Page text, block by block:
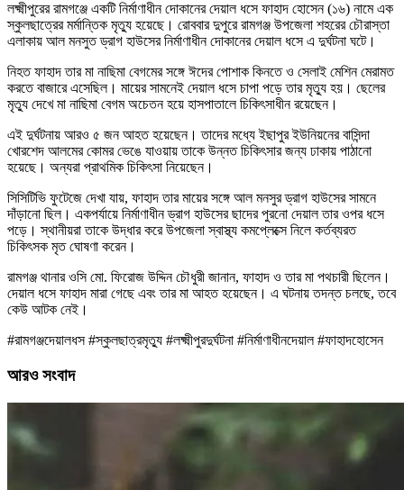
লক্ষ্মীপুরের রামগঞ্জে একটি নির্মাণাধীন দোকানের দেয়াল ধসে ফাহাদ হোসেন (১৬) নামে এক
স্কুলছাত্রের মর্মান্তিক মৃত্যু হয়েছে। রোববার দুপুরে রামগঞ্জ উপজেলা শহরের চৌরাস্তা
এলাকায় আল মনসুত ড্রাগ হাউসের নির্মাণাধীন দোকানের দেয়াল ধসে এ দুর্ঘটনা ঘটে।
নিহত ফাহাদ তার মা নাছিমা বেগমের সঙ্গে ঈদের পোশাক কিনতে ও সেলাই মেশিন মেরামত
করতে বাজারে এসেছিল। মায়ের সামনেই দেয়াল ধসে চাপা পড়ে তার মৃত্যু হয়। ছেলের
মৃত্যু দেখে মা নাছিমা বেগম অচেতন হয়ে হাসপাতালে চিকিৎসাধীন রয়েছেন।
এই দুর্ঘটনায় আরও ৫ জন আহত হয়েছেন। তাদের মধ্যে ইছাপুর ইউনিয়নের বাসিন্দা
খোরশেদ আলমের কোমর ভেঙে যাওয়ায় তাকে উন্নত চিকিৎসার জন্য ঢাকায় পাঠানো
হয়েছে। অন্যরা প্রাথমিক চিকিৎসা নিয়েছেন।
সিসিটিভি ফুটেজে দেখা যায়, ফাহাদ তার মায়ের সঙ্গে আল মনসুর ড্রাগ হাউসের সামনে
দাঁড়ানো ছিল। একপর্যায়ে নির্মাণাধীন ড্রাগ হাউসের ছাদের পুরনো দেয়াল তার ওপর ধসে
পড়ে। স্থানীয়রা তাকে উদ্ধার করে উপজেলা স্বাস্থ্য কমপ্লেক্সে নিলে কর্তব্যরত
চিকিৎসক মৃত ঘোষণা করেন।
রামগঞ্জ থানার ওসি মো. ফিরোজ উদ্দিন চৌধুরী জানান, ফাহাদ ও তার মা পথচারী ছিলেন।
দেয়াল ধসে ফাহাদ মারা গেছে এবং তার মা আহত হয়েছেন। এ ঘটনায় তদন্ত চলছে, তবে
কেউ আটক নেই।
#রামগঞ্জদেয়ালধস #স্কুলছাত্রমৃত্যু #লক্ষ্মীপুরদুর্ঘটনা #নির্মাণাধীনদেয়াল #ফাহাদহোসেন
আরও সংবাদ